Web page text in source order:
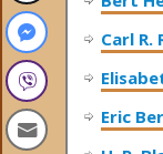
Carl R.
Eric